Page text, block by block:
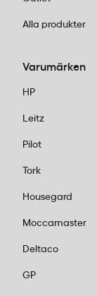
Alla produkter
Varumärken
HP
Leitz
Pilot
Tork
Housegard
Moccamaster
Deltaco
GP